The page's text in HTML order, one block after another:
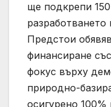
ще подкрепи
Предстои
финансиране
фокус върху
природно-
осигурено